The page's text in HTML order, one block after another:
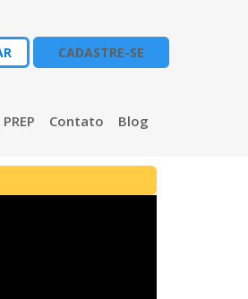
CADASTRE-SE
Contato Blog